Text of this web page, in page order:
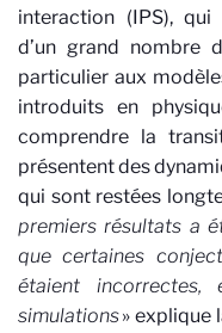
interaction (IPS), qui
d’un grand nombre
particulier aux
introduits en
comprendre la
présentent des
qui sont restées
premiers résultats a
que certaines
étaient
simulations» explique